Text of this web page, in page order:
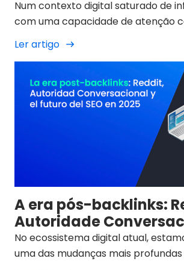
Num contexto digital saturado de
com uma capacidade de atenção
limitada, o utilizador de motores de
Google exige informações breves e
Ler artigo
A era pós-backlinks:
Autoridade
futuro da SEO em
No ecossistema digital atual,
uma das mudanças mais